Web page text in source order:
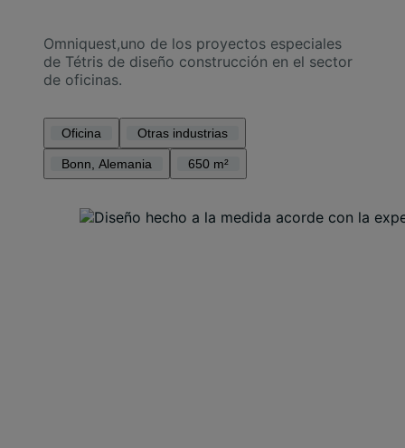
Omniquest,uno de los proyectos especiales
de Tétris de diseño construcción en el sector
de oficinas.
Oficina Otras industrias
Bonn, Alemania 650 m²